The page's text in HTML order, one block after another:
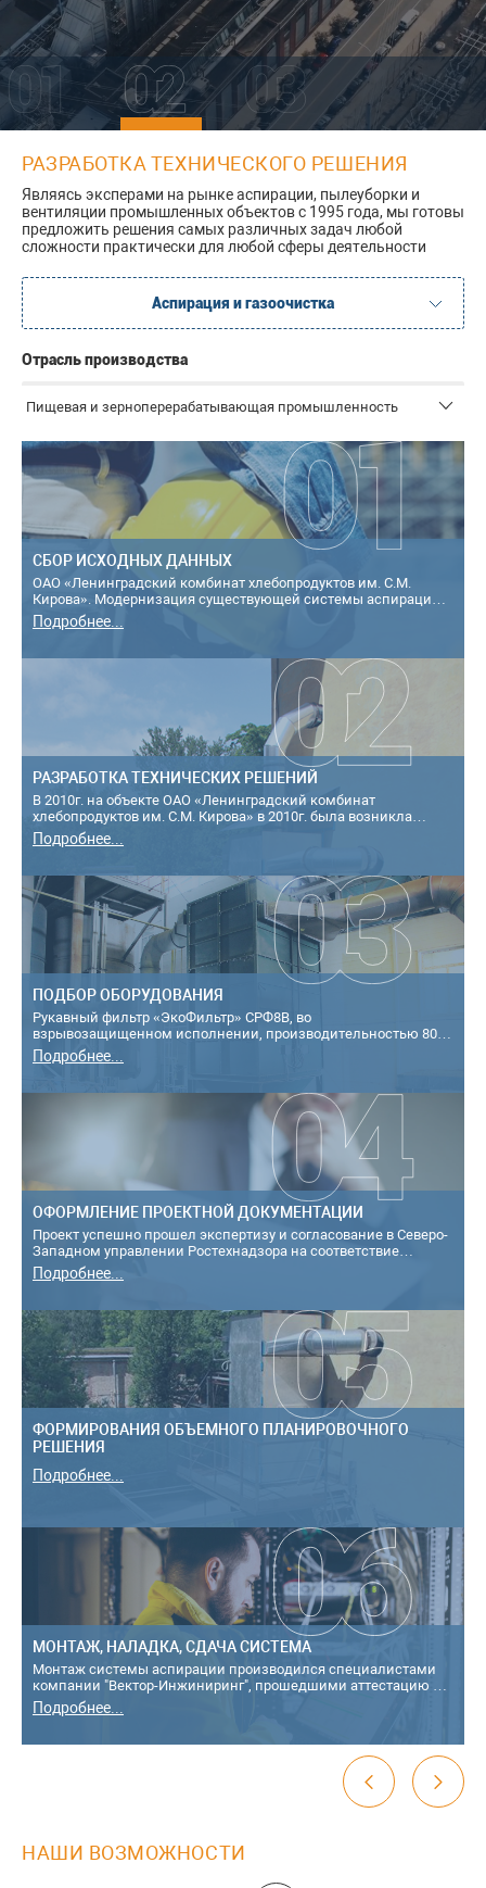
РАЗРАБОТКА ТЕХНИЧЕСКОГО РЕШЕНИЯ
Являясь эксперами на рынке аспирации, пылеуборки и
вентиляции промышленных объектов с 1995 года, мы готовы
предложить решения самых различных задач любой
сложности практически для любой сферы деятельности
Аспирация и газоочистка
Промышленная вакуумная пылеуборка
Измерительное оборудование и средства
Отрасль производства
Пищевая и зерноперерабатывающая промышленность
СБОР ИСХОДНЫХ ДАННЫХ
ОАО «Ленинградский комбинат хлебопродуктов им. С.М.
Кирова». Модернизация существующей системы аспирации,
обслуживающей технологическое об...
Подробнее...
РАЗРАБОТКА ТЕХНИЧЕСКИХ РЕШЕНИЙ
В 2010г. на объекте ОАО «Ленинградский комбинат
хлебопродуктов им. С.М. Кирова» в 2010г. была возникла
необходимость модернизация существу...
Подробнее...
ПОДБОР ОБОРУДОВАНИЯ
Рукавный фильтр «ЭкоФильтр» СРФ8В, во
взрывозащищенном исполнении, производительностью 8000
м3/ч, за наружной стеной перегрузочной башни н...
Подробнее...
ОФОРМЛЕНИЕ ПРОЕКТНОЙ ДОКУМЕНТАЦИИ
Проект успешно прошел экспертизу и согласование в Северо-
Западном управлении Ростехнадзора на соответствие
требованиям промышленной безопа...
Подробнее...
ФОРМИРОВАНИЯ ОБЪЕМНОГО ПЛАНИРОВОЧНОГО
РЕШЕНИЯ
Подробнее...
МОНТАЖ, НАЛАДКА, СДАЧА СИСТЕМА
Монтаж системы аспирации производился специалистами
компании "Вектор-Инжиниринг", прошедшими аттестацию в
территориальной аттестационной к...
Подробнее...
НАШИ ВОЗМОЖНОСТИ